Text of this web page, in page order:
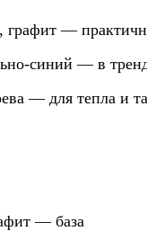
графит —
синий — в
— для тепла и
— база